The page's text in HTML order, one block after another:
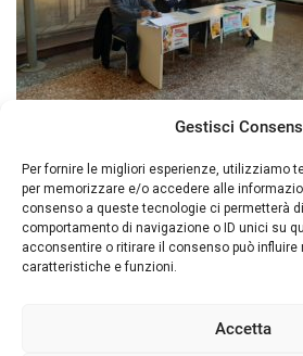
Gestisci
Per fornire le migliori esperienze, utilizziamo
per memorizzare e/o accedere alle
consenso a queste tecnologie ci permetterà
comportamento di navigazione o ID unici su
acconsentire o ritirare il consenso può
caratteristiche e funzioni.
Accetta
Tirotti, 11 - 29122 Piacenza